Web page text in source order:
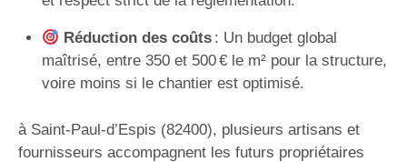
Réduction des coûts: Un budget global
maîtrisé, entre 350 et 500 € le m² pour la structure,
voire moins si le chantier est optimisé.
à Saint-Paul-d’Espis (82400), plusieurs artisans et
fournisseurs accompagnent les futurs propriétaires